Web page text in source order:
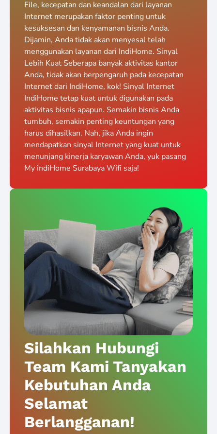
File, kecepatan dan keandalan dari layanan
Internet merupakan faktor penting untuk
kesuksesan dan kenyamanan bisnis Anda.
Dijamin, Anda tidak akan menyesal telah
menggunakan layanan dari IndiHome. Sinyal
Lebih Kuat Seberapa banyak aktivitas kantor
Anda, tidak akan berpengaruh pada kecepatan
Internet dari IndiHome, kok! Sinyal Internet
IndiHome tetap kuat untuk digunakan pada
aktivitas bisnis apapun. Semakin bisnis Anda
tumbuh, semakin penting keuntungan yang
harus dihasilkan. Nah, jika Anda ingin
mendapatkan sinyal Internet yang kuat untuk
menunjang kinerja karyawan Anda, yuk pasang
My indiHome Surabaya Wifi saja!
Silahkan Hubungi
Team Kami Tanyakan
Kebutuhan Anda
Selamat
Berlangganan!